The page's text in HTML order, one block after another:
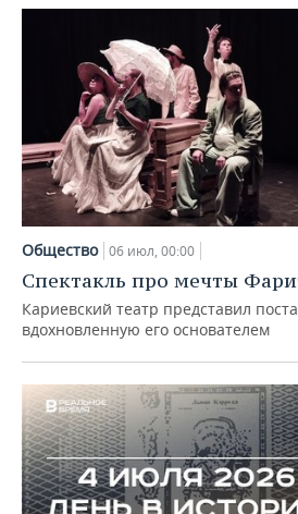
Общество 06 июл, 00:00
Спектакль про мечты
Кариевский театр представил
вдохновленную его основателем